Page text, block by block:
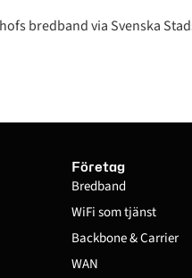
bredband via Svenska
Företag
Bredband
WiFi som tjänst
Backbone & Carrier
WAN